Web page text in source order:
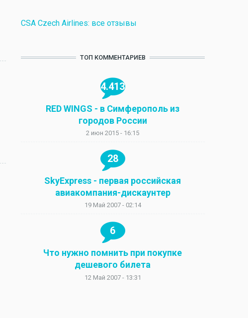
CSA Czech Airlines: все отзывы
ТОП КОММЕНТАРИЕВ
4.413
RED WINGS - в Симферополь из
городов России
2 июн 2015 - 16:15
28
SkyExpress - первая российская
авиакомпания-дискаунтер
19 Май 2007 - 02:14
6
Что нужно помнить при покупке
дешевого билета
12 Май 2007 - 13:31